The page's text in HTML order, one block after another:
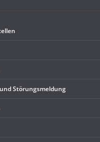
Störungsmeldung